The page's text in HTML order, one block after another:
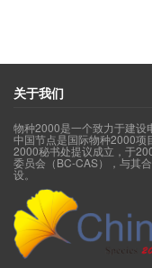
关于我们
物种2000是一个致力于建设
中国节点是国际物种2000
2000秘书处提议成立，于
委员会（BC-CAS），与其
设。